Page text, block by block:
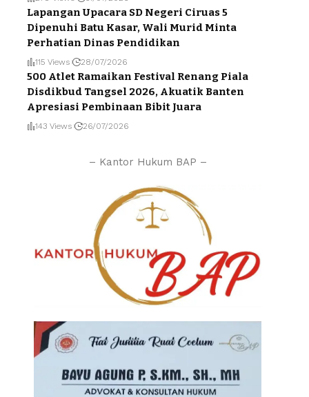
Lapangan Upacara SD Negeri Ciruas 5
Dipenuhi Batu Kasar, Wali Murid Minta
Perhatian Dinas Pendidikan
115 Views 28/07/2026
500 Atlet Ramaikan Festival Renang Piala
Disdikbud Tangsel 2026, Akuatik Banten
Apresiasi Pembinaan Bibit Juara
143 Views 26/07/2026
– Kantor Hukum BAP –